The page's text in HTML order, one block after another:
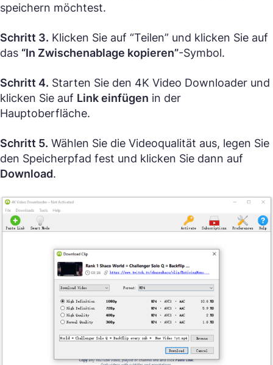
speichern möchtest.
Schritt 3. Klicken Sie auf “Teilen” und klicken Sie auf
das “In Zwischenablage kopieren”-Symbol.
Schritt 4. Starten Sie den 4K Video Downloader und
klicken Sie auf Link einfügen in der
Hauptoberfläche.
Schritt 5. Wählen Sie die Videoqualität aus, legen Sie
den Speicherpfad fest und klicken Sie dann auf
Download.